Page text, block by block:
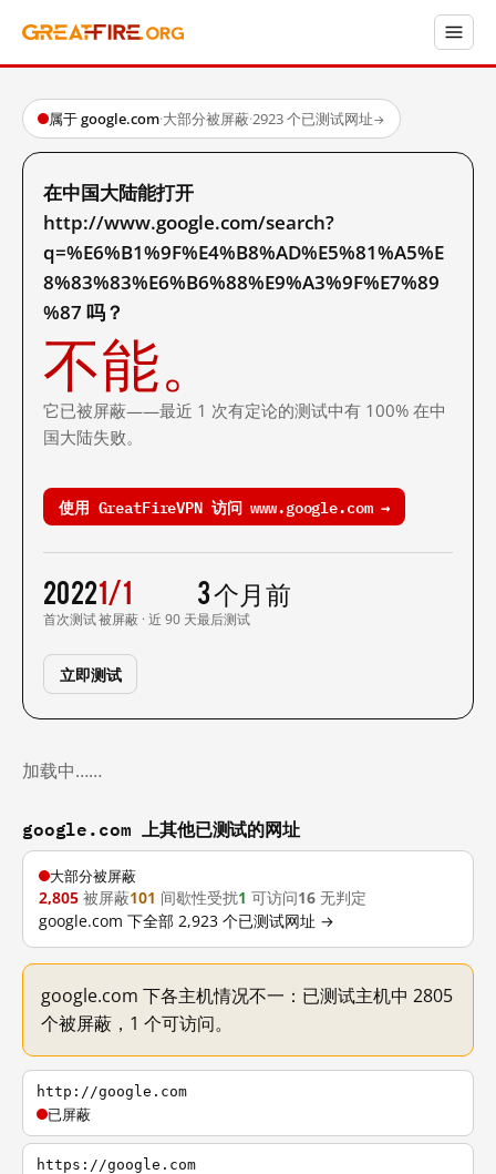
属于 google.com·大部分被屏蔽·2923 个已测试网址→
在中国大陆能打开
http://www.google.com/search?
q=%E6%B1%9F%E4%B8%AD%E5%81%A5%E
8%83%83%E6%B6%88%E9%A3%9F%E7%89
%87 吗？
不能。
它已被屏蔽——最近 1 次有定论的测试中有 100% 在中
国大陆失败。
使用 GreatFireVPN 访问 www.google.com →
2022
首次测试
1/1
被屏蔽 · 近 90 天
3 个月前
最后测试
立即测试
加载中……
google.com 上其他已测试的网址
大部分被屏蔽
2,805 被屏蔽101 间歇性受扰1 可访问16 无判定
google.com 下全部 2,923 个已测试网址 →
google.com 下各主机情况不一：已测试主机中 2805
个被屏蔽，1 个可访问。
http://google.com
已屏蔽
https://google.com